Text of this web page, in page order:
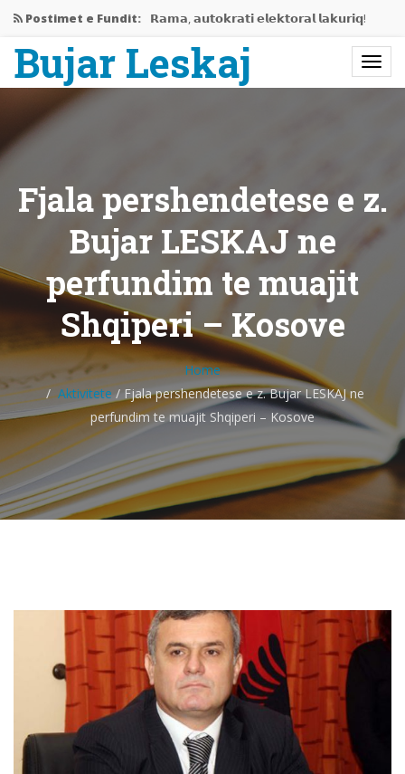
Postimet e Fundit: 𝗥𝗮𝗺𝗮, 𝗮𝘂𝘁𝗼𝗸𝗿𝗮𝘁𝗶 𝗲𝗹𝗲𝗸𝘁𝗼𝗿𝗮𝗹 𝗹𝗮𝗸𝘂𝗿𝗶𝗾!
Jemi në mes të krizës…
Rama gati të përjashtojë Shqipërinë…
Bashkëbisedim me Bujar Leskaj
Bujar Leskaj
Fjala pershendetese e z.
Bujar LESKAJ ne
perfundim te muajit
Shqiperi – Kosove
Home
Aktivitete /Fjala pershendetese e z. Bujar LESKAJ ne
perfundim te muajit Shqiperi – Kosove